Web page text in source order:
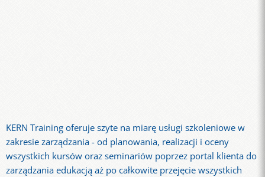
KERN Training oferuje szyte na miarę usługi szkoleniowe w
zakresie zarządzania - od planowania, realizacji i oceny
wszystkich kursów oraz seminariów poprzez portal klienta do
zarządzania edukacją aż po całkowite przejęcie wszystkich